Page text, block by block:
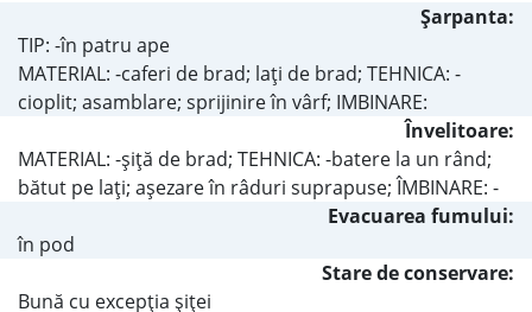
Şarpanta:
TIP: -în patru ape
MATERIAL: -caferi de brad; laţi de brad; TEHNICA: -
cioplit; asamblare; sprijinire în vârf; IMBINARE:
Învelitoare:
MATERIAL: -şiţă de brad; TEHNICA: -batere la un rând;
bătut pe laţi; aşezare în râduri suprapuse; ÎMBINARE: -
Evacuarea fumului:
în pod
Stare de conservare:
Bună cu excepţia şiţei